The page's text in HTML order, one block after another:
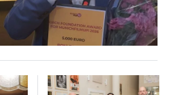
FAAP ressaltou a importância do
seu longa como “uma
sobre duas avós católicas que se
cidade interiorana no Brasil”. A
México e Irlanda do Norte,
global da iniciativa e seu papel na
do